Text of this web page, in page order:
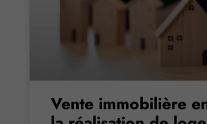
Vente immobilière